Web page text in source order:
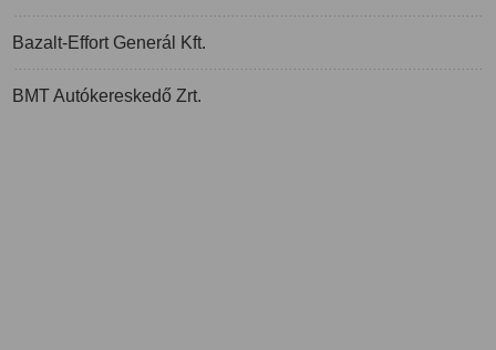
Bazalt-Effort Generál Kft.
BMT Autókereskedő Zrt.